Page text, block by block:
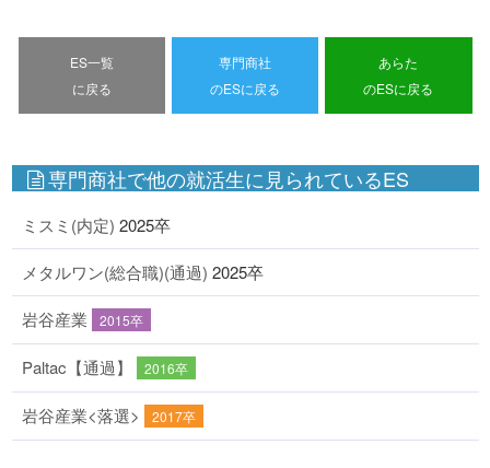
ES一覧
に戻る
専門商社
のESに戻る
あらた
のESに戻る
専門商社で他の就活生に見られているES
ミスミ(内定) 2025卒
メタルワン(総合職)(通過) 2025卒
岩谷産業 2015卒
Paltac【通過】 2016卒
岩谷産業<落選> 2017卒